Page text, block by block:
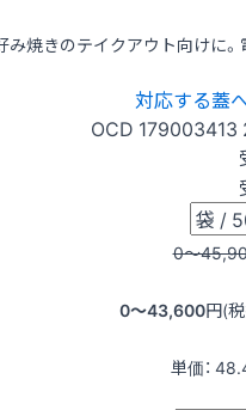
み焼きのテイクアウト向けに
対応する蓋
OCD 179003413
0〜
0〜43,600円(
単価：